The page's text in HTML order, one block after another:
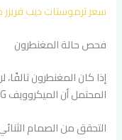
سعر ترموستات ديب فريزر
فحص حالة المغنطرون
إذا كان المغنطرون تالفًا،
المحتمل أن الميكروويف LG لا يقوم بالتسخين بسبب هذا العطل.
التحقق من الصمام